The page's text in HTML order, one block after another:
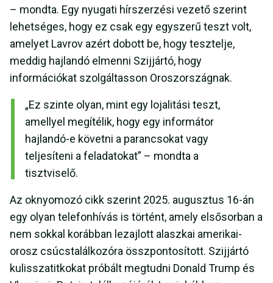
– mondta. Egy nyugati hírszerzési vezető szerint
lehetséges, hogy ez csak egy egyszerű teszt volt,
amelyet Lavrov azért dobott be, hogy tesztelje,
meddig hajlandó elmenni Szijjártó, hogy
információkat szolgáltasson Oroszországnak.
„Ez szinte olyan, mint egy lojalitási teszt,
amellyel megítélik, hogy egy informátor
hajlandó-e követni a parancsokat vagy
teljesíteni a feladatokat” – mondta a
tisztviselő.
Az oknyomozó cikk szerint 2025. augusztus 16-án
egy olyan telefonhívás is történt, amely elsősorban a
nem sokkal korábban lezajlott alaszkai amerikai-
orosz csúcstalálkozóra összpontosított. Szijjártó
kulisszatitkokat próbált megtudni Donald Trump és